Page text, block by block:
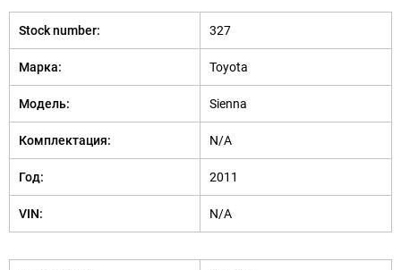
Stock number: 327
Марка: Toyota
Модель: Sienna
Комплектация: N/A
Год: 2011
VIN: N/A